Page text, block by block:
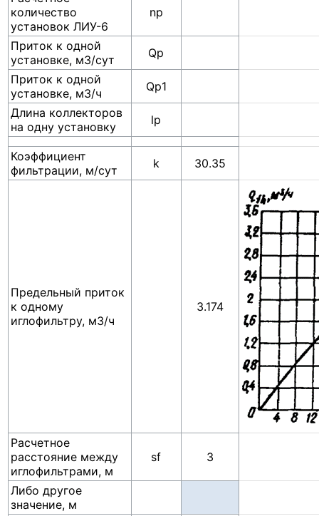
количество
установок ЛИУ-6
np
Приток к одной
установке, м3/сут
Qp
Приток к одной
установке, м3/ч
Qp1
Длина коллекторов
на одну установку
lp
Коэффициент
фильтрации, м/сут
k 30.35
Предельный приток
к одному
иглофильтру, м3/ч
3.174
Расчетное
расстояние между
иглофильтрами, м
sf 3
Либо другое
значение, м